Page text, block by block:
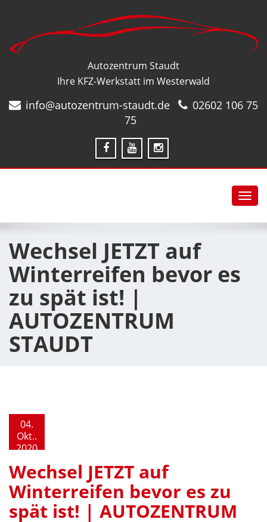
Autozentrum Staudt
Ihre KFZ-Werkstatt im Westerwald
info@autozentrum-staudt.de
02602 106 75
75
Wechsel JETZT auf
Winterreifen bevor es
zu spät ist! |
AUTOZENTRUM
STAUDT
04.
Okt..
2020
Wechsel JETZT auf
Winterreifen bevor es zu
spät ist! | AUTOZENTRUM